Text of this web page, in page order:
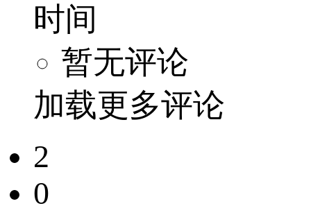
时间
暂无评论
加载更多评论
2
0